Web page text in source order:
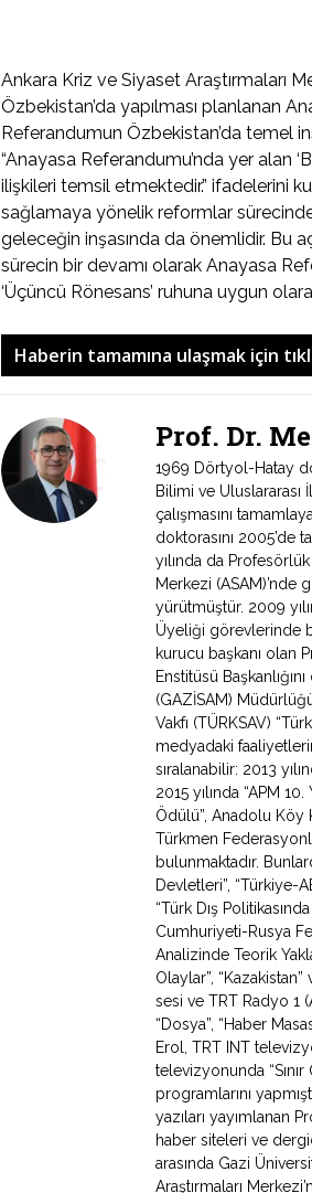
Ankara Kriz ve Siyaset Araştırmaları
Özbekistan’da yapılması planlanan
Referandumun Özbekistan’da temel
“Anayasa Referandumu’nda yer alan
ilişkileri temsil etmektedir.” ifadelerini
sağlamaya yönelik reformlar
geleceğin inşasında da önemlidir. Bu
sürecin bir devamı olarak Anayasa
‘Üçüncü Rönesans’ ruhuna uygun
Haberin tamamına ulaşmak için
Prof. Dr.
1969 Dörtyol-Hatay
Bilimi ve Uluslararası
çalışmasını
doktorasını 2005’de
yılında da
Merkezi (ASAM)’nde
yürütmüştür. 2009
Üyeliği görevlerinde
kurucu başkanı olan
Enstitüsü
(GAZİSAM)
Vakfı (TÜRKSAV)
medyadaki
sıralanabilir: 2013
2015 yılında “APM
Ödülü”, Anadolu Köy
Türkmen
bulunmaktadır.
Devletleri”, “Türkiye-
“Türk Dış
Cumhuriyeti-Rusya
Analizinde Teorik
Olaylar”,
sesi ve TRT Radyo 1
“Dosya”, “Haber
Erol, TRT INT
televizyonunda
programlarını
yazıları yayımlanan
haber siteleri ve
arasında Gazi
Araştırmaları